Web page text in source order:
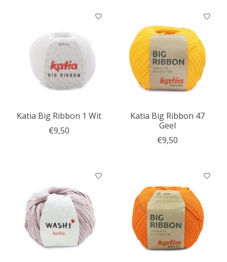
Katia Big Ribbon 1 Wit
€9,50
Katia Big Ribbon 47
Geel
€9,50